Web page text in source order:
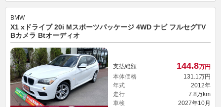
BMW
X1 xドライブ 20i Mスポーツパッケージ 4WD ナビ フルセグTV
Bカメラ Btオーディオ
支払総額 144.8万円
本体価格
131. 1 万円
年式
2012年
走行
7.8万km
車検
2027年10月